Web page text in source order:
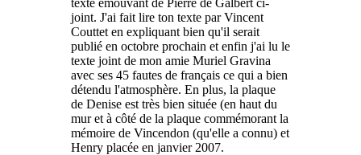
joint. J'ai fait lire ton texte par Vincent
Couttet en expliquant bien qu'il serait
publié en octobre prochain et enfin j'ai lu le
texte joint de mon amie Muriel Gravina
avec ses 45 fautes de français ce qui a bien
détendu l'atmosphère. En plus, la plaque
de Denise est très bien située (en haut du
mur et à côté de la plaque commémorant la
mémoire de Vincendon (qu'elle a connu) et
Henry placée en janvier 2007.